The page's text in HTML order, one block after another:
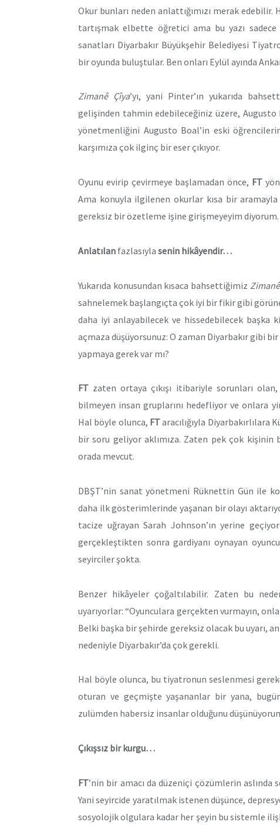
Okur bunları neden anlattığımızı merak
tartışmak elbette öğretici ama bu yazı
sanatları Diyarbakır Büyükşehir Belediyesi
bir oyunda buluştular. Ben onları Eylül ayında
Zimanê Çîya’yı, yani Pinter’ın yukarıda
gelişinden tahmin edebileceğiniz üzere, Augusto
yönetmenliğini Augusto Boal’in eski
karşımıza çok ilginç bir eser çıkıyor.
Oyunu evirip çevirmeye başlamadan önce, FT
Ama konuyla ilgilenen okurlar kısa bir
gereksiz bir özetleme işine girişmeyeyim diyorum.
Anlatılan fazlasıyla senin hikâyendir…
Yukarıda konusundan kısaca bahsettiğimiz
sahnelemek başlangıçta çok iyi bir fikir gibi
daha iyi anlayabilecek ve hissedebilecek başka
açmaza düşüyorsunuz: O zaman Diyarbakır gibi
yapmaya gerek var mı?
FT zaten ortaya çıkışı itibariyle sorunları
bilmeyen insan gruplarını hedefliyor ve onlara
Hal böyle olunca, FTaracılığıyla Diyarbakırlılara
bir soru geliyor aklımıza. Zaten pek çok
orada mevcut.
DBŞT’nin sanat yönetmeni Rüknettin Gün ile
daha ilk gösterimlerinde yaşanan bir olayı
tacize uğrayan Sarah Johnson’ın yerine
gerçekleştikten sonra gardiyanı oynayan
seyirciler şokta.
Benzer hikâyeler çoğaltılabilir. Zaten bu
uyarıyorlar: “Oyunculara gerçekten vurmayın,
Belki başka bir şehirde gereksiz olacak bu uyarı,
nedeniyle Diyarbakır’da çok gerekli.
Hal böyle olunca, bu tiyatronun seslenmesi
oturan ve geçmişte yaşananlar bir yana,
zulümden habersiz insanlar olduğunu
Çıkışsız bir kurgu…
FT’nin bir amacı da düzeniçi çözümlerin
Yani seyircide yaratılmak istenen düşünce,
sosyolojik olgulara kadar her şeyin bu sistemle